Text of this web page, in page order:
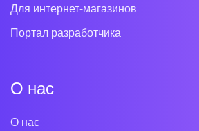
Для интернет-магазинов
Портал разработчика
О нас
О нас